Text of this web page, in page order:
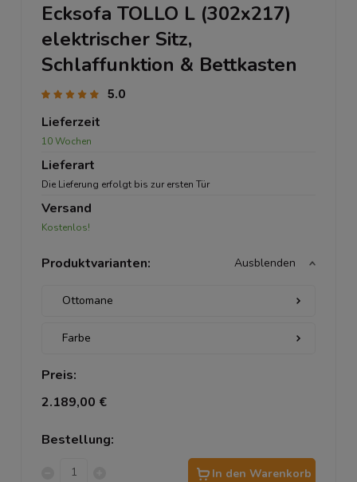
Ecksofa TOLLO L (302x217)
elektrischer Sitz,
Schlaffunktion & Bettkasten
5.0
Lieferzeit
10 Wochen
Lieferart
Die Lieferung erfolgt bis zur ersten Tür
Versand
Kostenlos!
Produktvarianten: Ausblenden
Preis:
2.189,00 €
Bestellung:
In den Warenkorb